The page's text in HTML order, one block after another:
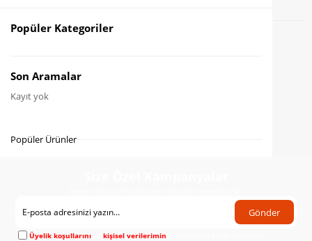
Karşılaştır
Fiyat Düşünce Haber Ver
Gönder
Üyelik koşullarını vekişisel verilerimin
Popüler Kategoriler
Son Aramalar
Kayıt yok
Popüler Ürünler